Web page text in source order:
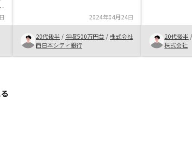
身の中で払拭することができまし
た。 物件についても、良好な物件
を紹介してもらうことができまし
た。
2024年04月24日
20代後半 / 年収500万円台 /株式会社
西日本シティ銀行
すが、担当
してくださ
とができる
20代後半 /
株式会社